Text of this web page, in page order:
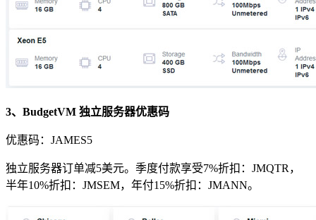
3、BudgetVM 独立服务器优惠码
优惠码： JAMES5
独立服务器订单减5美元。季度付款享受7%折扣： JMQTR ，
半年10%折扣： JMSEM，年付15%折扣： JMANN。